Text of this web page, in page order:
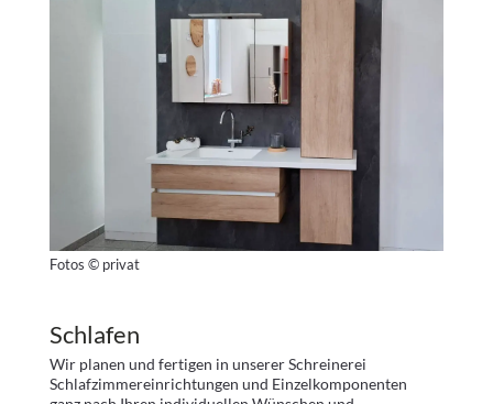
Fotos © privat
Schlafen
Wir planen und fertigen in unserer Schreinerei
Schlafzimmereinrichtungen und Einzelkomponenten